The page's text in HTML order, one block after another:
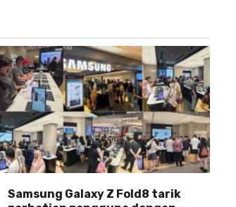
Samsung Galaxy Z Fold8 tarik